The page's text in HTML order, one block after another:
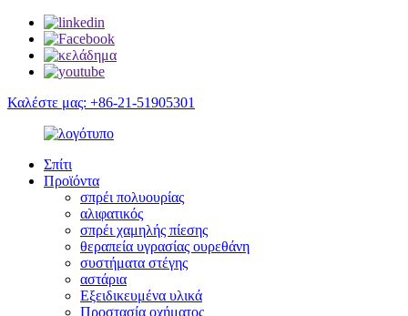
Καλέστε μας: +86-21-51905301
Σπίτι
Προϊόντα
σπρέι πολυουρίας
αλιφατικός
σπρέι χαμηλής πίεσης
θεραπεία υγρασίας ουρεθάνη
συστήματα στέγης
αστάρια
Εξειδικευμένα υλικά
Προστασία οχήματος